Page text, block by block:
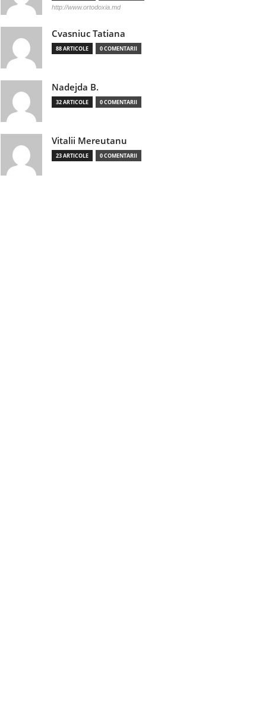
http://www.ortodoxia.md
Cvasniuc Tatiana
88 ARTICOLE 0 COMENTARII
Nadejda B.
32 ARTICOLE 0 COMENTARII
Vitalii Mereutanu
23 ARTICOLE 0 COMENTARII